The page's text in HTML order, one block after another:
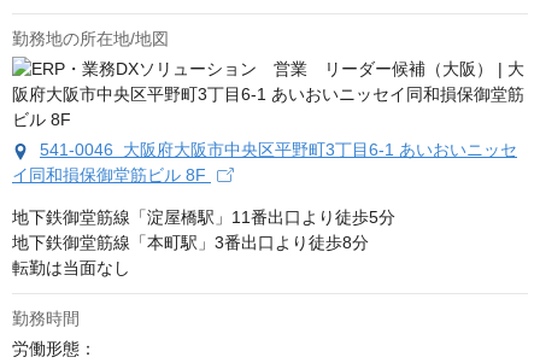
勤務地の所在地/地図
541-0046 大阪府大阪市中央区平野町3丁目6-1 あいおいニッセ
イ同和損保御堂筋ビル 8F
地下鉄御堂筋線「淀屋橋駅」11番出口より徒歩5分
地下鉄御堂筋線「本町駅」3番出口より徒歩8分
転勤は当面なし
勤務時間
労働形態：